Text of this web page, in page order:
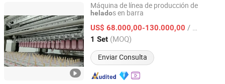
Máquina de línea de producción de
helados en barra
US$ 68.000,00-130.000,00 / Set
1 Set (MOQ)
Enviar Consulta
Wuxi Danxiao Machinery Co., Ltd.
Jiangsu, China Desde 2014